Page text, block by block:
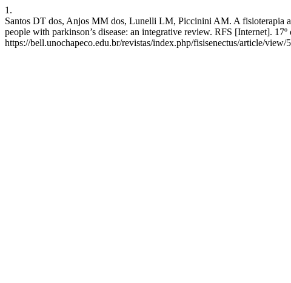
1.
Santos DT dos, Anjos MM dos, Lunelli LM, Piccinini AM. A fisioterapia
people with parkinson’s disease: an integrative review. RFS [Internet].
https://bell.unochapeco.edu.br/revistas/index.php/fisisenectus/article/view/